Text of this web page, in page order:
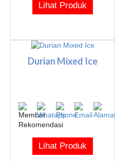
Lihat Produk
Durian Mixed Ice
Lihat Produk